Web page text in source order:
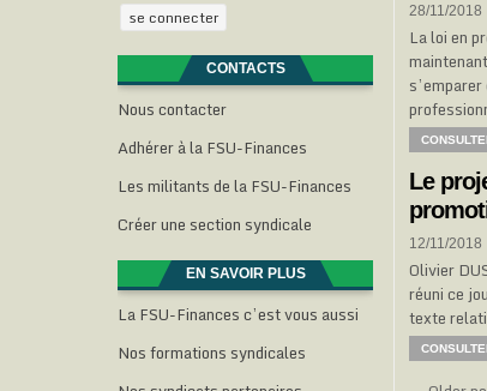
28/11/2018
La loi en
Le
12/11/2018
Olivier
réuni ce
texte
CONTACTS
Nous contacter
Adhérer à la FSU-Finances
Les militants de la FSU-Finances
Créer une section syndicale
EN SAVOIR PLUS
La FSU-Finances c’est vous aussi
Nos formations syndicales